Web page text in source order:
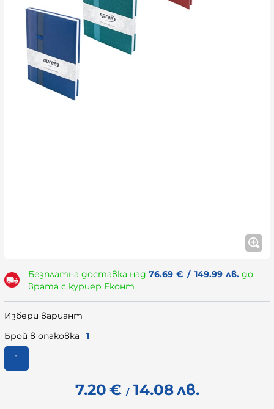
Безплатна доставка над 76.69 € / 149.99 лв.до
врата с куриер Еконт
Избери вариант
Брой в опаковка
1
1
7.20 € / 14.08лв.